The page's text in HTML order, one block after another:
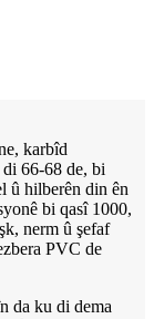
karbîd
66-68 de, bi
û hilberên din ên
bi qasî 1000,
nerm û şefaf
PVC de
da ku di dema